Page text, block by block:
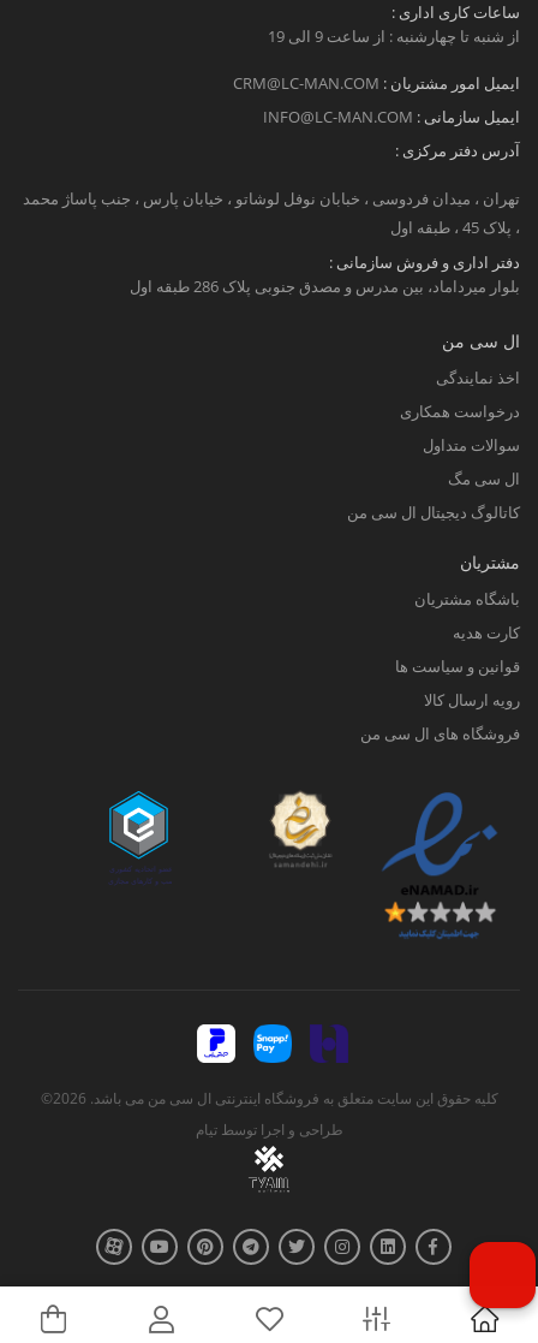
ساعات کاری اداری :
از شنبه تا چهارشنبه : از ساعت 9 الی 19
ایمیل امور مشتریان : CRM@LC-MAN.COM
ایمیل سازمانی : INFO@LC-MAN.COM
آدرس دفتر مرکزی :
تهران ، میدان فردوسی ، خبابان نوفل لوشاتو ، خیابان پارس ، جنب پاساژ محمد
، پلاک 45 ، طبقه اول
دفتر اداری و فروش سازمانی :
بلوار میرداماد، بین مدرس و مصدق جنوبی پلاک 286 طبقه اول
ال سی من
اخذ نمایندگی
درخواست همکاری
سوالات متداول
ال سی مگ
کاتالوگ دیجیتال ال سی من
مشتریان
باشگاه مشتریان
کارت هدیه
قوانین و سیاست ها
رویه ارسال کالا
فروشگاه های ال سی من
کلیه حقوق این سایت متعلق به فروشگاه اینترنتی ال سی من می باشد. 2026©
طراحی و اجرا توسطتیام